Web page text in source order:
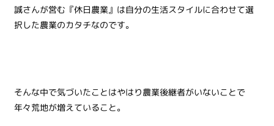
誠さんが営む『休日農業』は自分の生活スタイルに合わせて選
択した農業のカタチなのです。
そんな中で気づいたことはやはり農業後継者がいないことで
年々荒地が増えていること。